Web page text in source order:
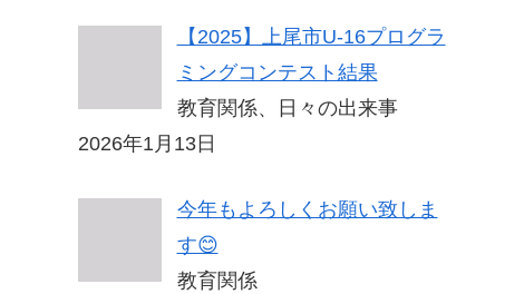
【2025】上尾市U-16プログラ
ミングコンテスト結果
教育関係、日々の出来事
2026年1月13日
今年もよろしくお願い致しま
す😊
教育関係